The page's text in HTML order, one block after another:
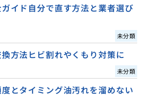
イド自分で直す方法と業者選び
未分類
方法ヒビ割れやくもり対策に
未分類
とタイミング油汚れを溜めない